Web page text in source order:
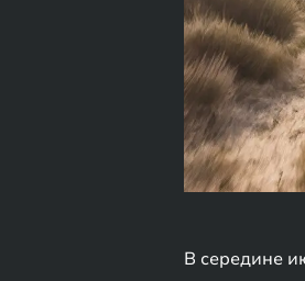
В середине